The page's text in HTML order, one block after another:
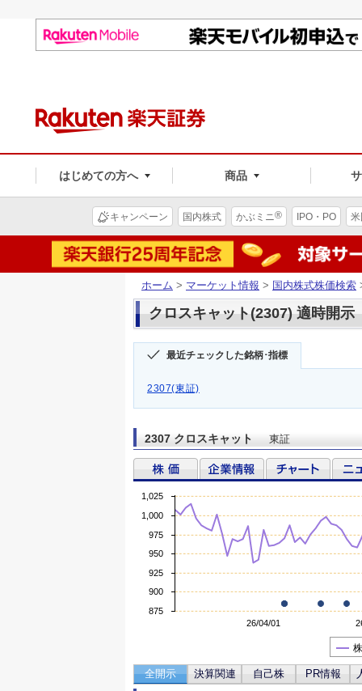
はじめての方へ 商品
キャンペーン 国内株式 かぶミニ® IPO・PO
ホーム > マーケット情報 > 国内株式株価検索
クロスキャット(2307) 適時開示
最近チェックした銘柄･指標
2307(東証)
2307 クロスキャット 東証